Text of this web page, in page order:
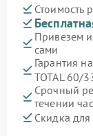
Стоимость
Привезем
сами
Гарантия
TOTAL 60/
Срочный
течении
Скидка для